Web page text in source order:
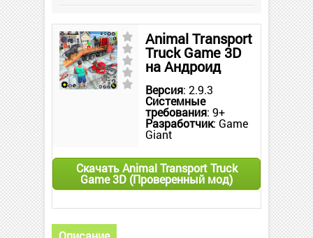
Animal Transport
Truck Game 3D
на Андроид
Версия: 2.9.3
Системные
требования: 9+
Разработчик: Game
Giant
Скачать Animal Transport Truck
Game 3D (Проверенный мод)